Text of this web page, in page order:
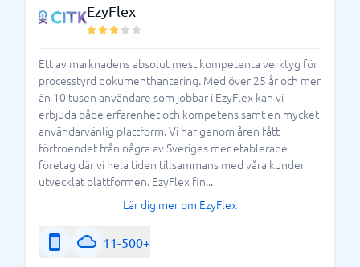
EzyFlex
Ett av marknadens absolut mest kompetenta verktyg för
processtyrd dokumenthantering. Med över 25 år och mer
än 10 tusen användare som jobbar i EzyFlex kan vi
erbjuda både erfarenhet och kompetens samt en mycket
användarvänlig plattform. Vi har genom åren fått
förtroendet från några av Sveriges mer etablerade
företag där vi hela tiden tillsammans med våra kunder
utvecklat plattformen. EzyFlex fin...
Lär dig mer om EzyFlex
11-500+